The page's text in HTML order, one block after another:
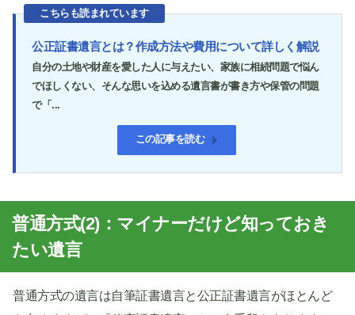
こちらも読まれています
公正証書遺言とは？作成方法や費用について詳しく解説
自分の土地や財産を愛した人に与えたい、家族に相続問題で悩ん
でほしくない、そんな思いを込める遺言書が書き方や保管の問題
で「...
この記事を読む
普通方式(2)：マイナーだけど知っておき
たい遺言
普通方式の遺言は自筆証書遺言と公正証書遺言がほとんど